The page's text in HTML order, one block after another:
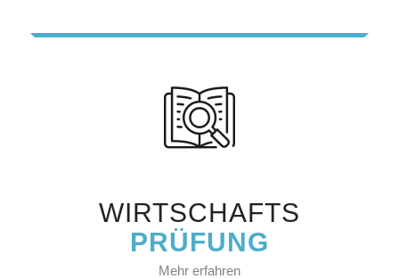
WIRTSCHAFTS
PRÜFUNG
Mehr erfahren